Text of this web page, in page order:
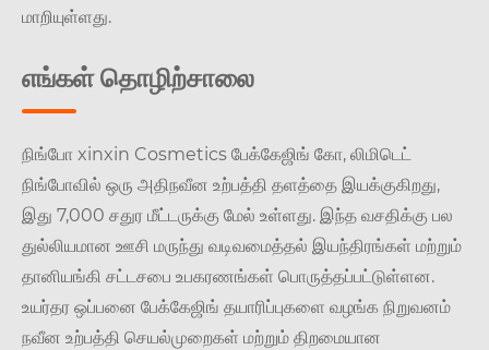
மாறியுள்ளது.
எங்கள் தொழிற்சாலை
நிங்போ xinxin Cosmetics பேக்கேஜிங் கோ, லிமிடெட்
நிங்போவில் ஒரு அதிநவீன உற்பத்தி தளத்தை இயக்குகிறது,
இது 7,000 சதுர மீட்டருக்கு மேல் உள்ளது. இந்த வசதிக்கு பல
துல்லியமான ஊசி மருந்து வடிவமைத்தல் இயந்திரங்கள் மற்றும்
தானியங்கி சட்டசபை உபகரணங்கள் பொருத்தப்பட்டுள்ளன.
உயர்தர ஒப்பனை பேக்கேஜிங் தயாரிப்புகளை வழங்க நிறுவனம்
நவீன உற்பத்தி செயல்முறைகள் மற்றும் திறமையான